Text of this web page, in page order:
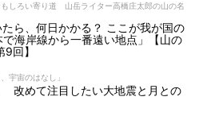
しろい寄り道 山岳ライター高橋庄太郎の山の名
ら、何日かかる？ ここが我が国の
で海岸線から一番遠い地点」【山の
回】
宇宙のはなし」
改めて注目したい大地震と月との